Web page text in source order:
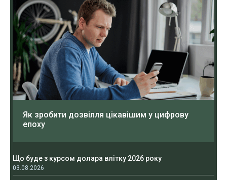
Як зробити дозвілля цікавішим у цифрову
епоху
Що буде з курсом долара влітку 2026 року
03.08.2026